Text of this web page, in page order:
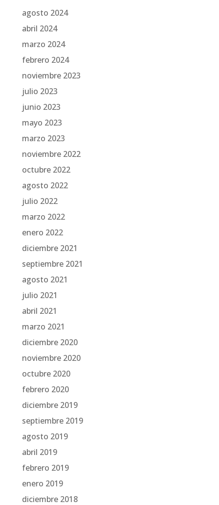
agosto 2024
abril 2024
marzo 2024
febrero 2024
noviembre 2023
julio 2023
junio 2023
mayo 2023
marzo 2023
noviembre 2022
octubre 2022
agosto 2022
julio 2022
marzo 2022
enero 2022
diciembre 2021
septiembre 2021
agosto 2021
julio 2021
abril 2021
marzo 2021
diciembre 2020
noviembre 2020
octubre 2020
febrero 2020
diciembre 2019
septiembre 2019
agosto 2019
abril 2019
febrero 2019
enero 2019
diciembre 2018